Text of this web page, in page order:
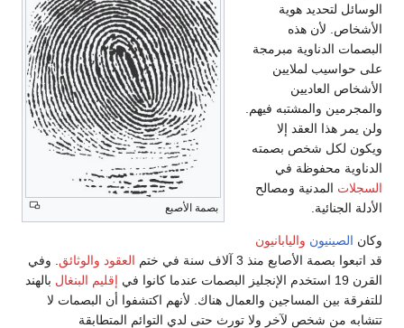
بصمة الأصبع
الوسائل لتحديد هوية
الأشخاص. لأن هذه
البصمات الدناوية مبرمجة
على حواسيب لملايين
الأشخاص العاديين
والمجرمين والمشتبه فيهم.
ولن يمر هذا العقد إلا
ويكون لكل شخص بصمته
الدناوية محفوظة في
السجلات المدنية ومصالح
الأدلة الجنائية.
وكان الصينيون واليابانيون
قد اتبعوا بصمة الأصابع منذ 3 آلاف سنة في ختم
العقود والوثائق . وفي
القرن 19 استخدم الإنجليز البصمات عندما كانوا في
إقليم البنغال بالهند
للتفرقة بين المساجين والعمال هناك. لأنهم اكتشفوا أن البصمات لا
تتشابه من شخص لآخر ولا تورث حتى لدي التوائم المتطابقة